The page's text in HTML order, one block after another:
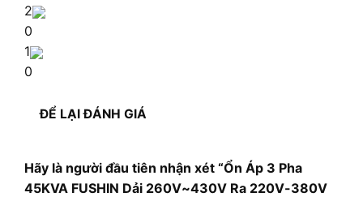
2
0
1
0
ĐỂ LẠI ĐÁNH GIÁ
Hãy là người đầu tiên nhận xét “Ổn Áp 3 Pha
45KVA FUSHIN Dải 260V~430V Ra 220V-380V